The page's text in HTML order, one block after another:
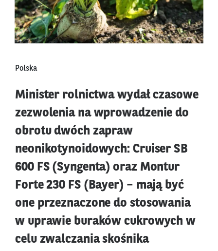
Polska
Minister rolnictwa wydał czasowe
zezwolenia na wprowadzenie do
obrotu dwóch zapraw
neonikotynoidowych: Cruiser SB
600 FS (Syngenta) oraz Montur
Forte 230 FS (Bayer) – mają być
one przeznaczone do stosowania
w uprawie buraków cukrowych w
celu zwalczania skośnika